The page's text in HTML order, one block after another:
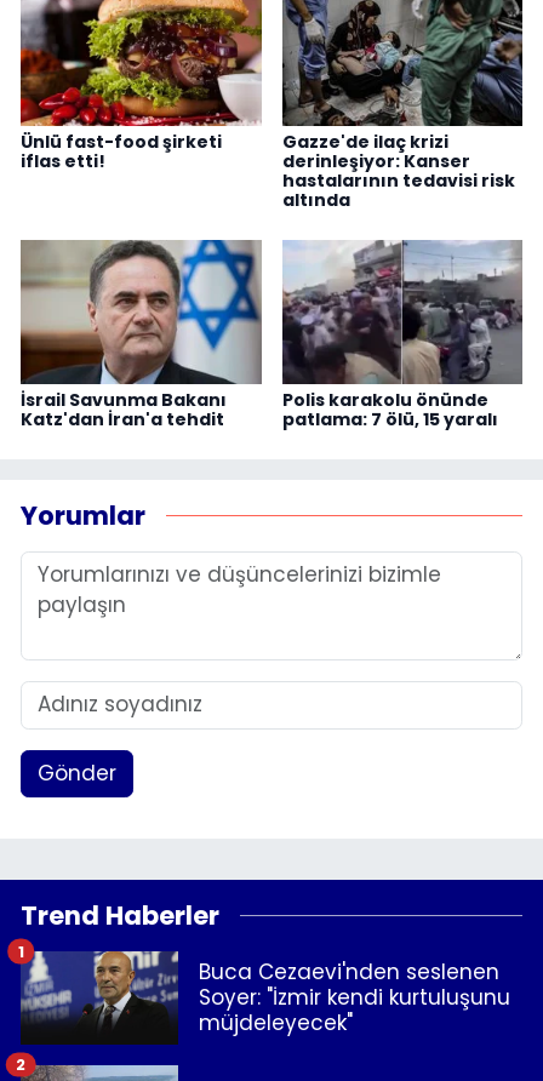
Ünlü fast-food şirketi
iflas etti!
Gazze'de ilaç krizi
derinleşiyor: Kanser
hastalarının tedavisi risk
altında
İsrail Savunma Bakanı
Katz'dan İran'a tehdit
Polis karakolu önünde
patlama: 7 ölü, 15 yaralı
Yorumlar
Gönder
Trend Haberler
Buca Cezaevi'nden seslenen
Soyer: "İzmir kendi kurtuluşunu
müjdeleyecek"
1
2